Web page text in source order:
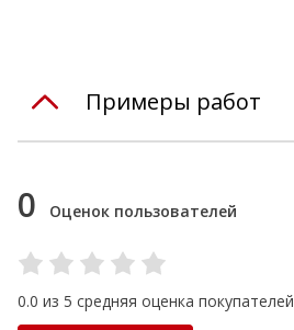
Примеры работ
0 Оценок пользователей
0.0 из 5 средняя оценка покупателей